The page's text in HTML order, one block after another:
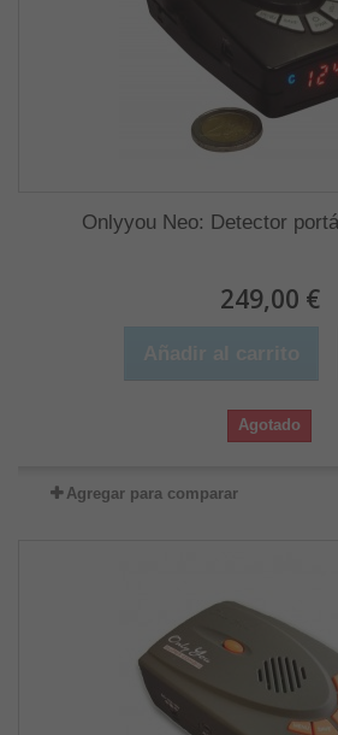
Onlyyou Neo: Detector
249,00 €
Agotado
Agregar para comparar